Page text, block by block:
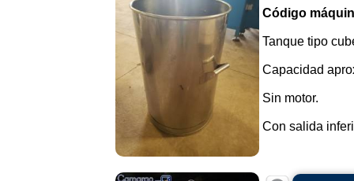
Código
Tanque tipo
Capacidad
Sin motor.
Con salida